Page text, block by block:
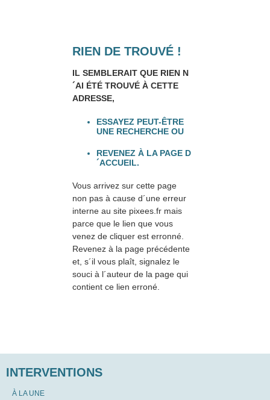
RIEN DE TROUVÉ !
IL SEMBLERAIT QUE RIEN N
´AI ÉTÉ TROUVÉ À CETTE
ADRESSE,
ESSAYEZ PEUT-ÊTRE
UNE RECHERCHE OU
REVENEZ À LA PAGE D
´ACCUEIL.
Vous arrivez sur cette page
non pas à cause d´une erreur
interne au site pixees.fr mais
parce que le lien que vous
venez de cliquer est erronné.
Revenez à la page précédente
et, s´il vous plaît, signalez le
souci à l´auteur de la page qui
contient ce lien erroné.
INTERVENTIONS
À LA UNE